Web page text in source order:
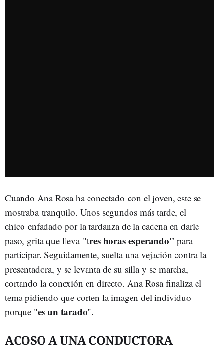
Cuando Ana Rosa ha conectado con el joven, este se
mostraba tranquilo. Unos segundos más tarde, el
chico enfadado por la tardanza de la cadena en darle
paso, grita que lleva "tres horas esperando" para
participar. Seguidamente, suelta una vejación contra la
presentadora, y se levanta de su silla y se marcha,
cortando la conexión en directo. Ana Rosa finaliza el
tema pidiendo que corten la imagen del individuo
porque "es un tarado".
ACOSO A UNA CONDUCTORA